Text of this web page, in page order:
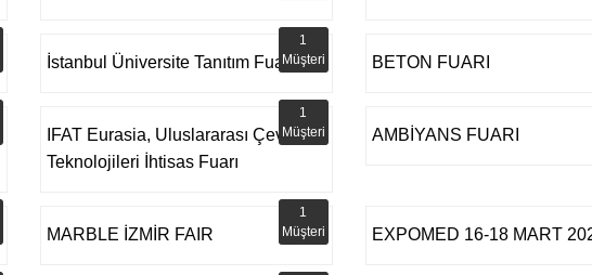
İstanbul Üniversite Tanıtım Fuarı
1
Müşteri
BETON FUARI
IFAT Eurasia, Uluslararası Çevre
Teknolojileri İhtisas Fuarı
1
Müşteri
AMBİYANS FUARI
MARBLE İZMİR FAIR
1
Müşteri
EXPOMED 16-18 MART